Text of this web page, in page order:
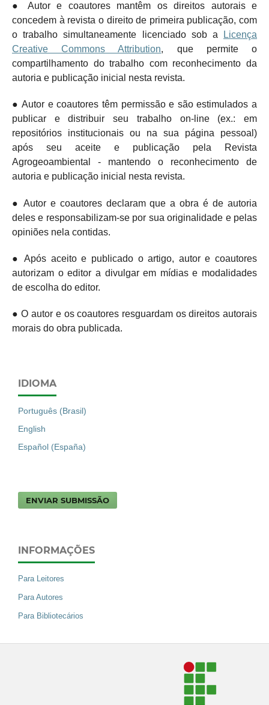
● Autor e coautores mantêm os direitos autorais e
concedem à revista o direito de primeira publicação, com
o trabalho simultaneamente licenciado sob a
Licença
Creative Commons Attribution, que permite o
compartilhamento do trabalho com reconhecimento da
autoria e publicação inicial nesta revista.
● Autor e coautores têm permissão e são estimulados a
publicar e distribuir seu trabalho on-line (ex.: em
repositórios institucionais ou na sua página pessoal)
após seu aceite e publicação pela Revista
Agrogeoambiental - mantendo o reconhecimento de
autoria e publicação inicial nesta revista.
● Autor e coautores declaram que a obra é de autoria
deles e responsabilizam-se por sua originalidade e pelas
opiniões nela contidas.
● Após aceito e publicado o artigo, autor e coautores
autorizam o editor a divulgar em mídias e modalidades
de escolha do editor.
● O autor e os coautores resguardam os direitos autorais
morais do obra publicada.
IDIOMA
Português (Brasil)
English
Español (España)
ENVIAR SUBMISSÃO
INFORMAÇÕES
Para Leitores
Para Autores
Para Bibliotecários